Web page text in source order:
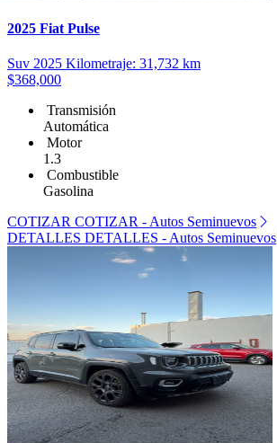
2025 Fiat Pulse
Suv 2025 Kilometraje: 31,732 km
$368,000
Transmisión
Automática
Motor
1.3
Combustible
Gasolina
COTIZAR COTIZAR - Autos Seminuevos
DETALLES DETALLES - Autos Seminuevos